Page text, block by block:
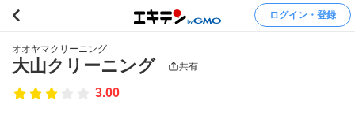
ログイン・登録
オオヤマクリーニング
大山クリーニング 共有
3.00